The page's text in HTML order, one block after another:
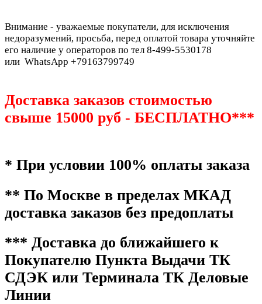
Внимание - уважаемые покупатели, для исключения
недоразумений, просьба, перед оплатой товара уточняйте
его наличие у операторов по тел 8-499-5530178
или WhatsApp +79163799749
Доставка заказов стоимостью
свыше 15000 руб - БЕСПЛАТНО***
* При условии 100% оплаты заказа
** По Москве в пределах МКАД
доставка заказов без предоплаты
*** Доставка до ближайшего к
Покупателю Пункта Выдачи ТК
СДЭК или Терминала ТК Деловые
Линии